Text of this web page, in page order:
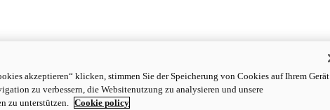
akzeptieren“ klicken, stimmen Sie der Speicherung von Cookies auf Ihrem Gerät
zu verbessern, die Websitenutzung zu analysieren und unsere
zu unterstützen. Cookie policy